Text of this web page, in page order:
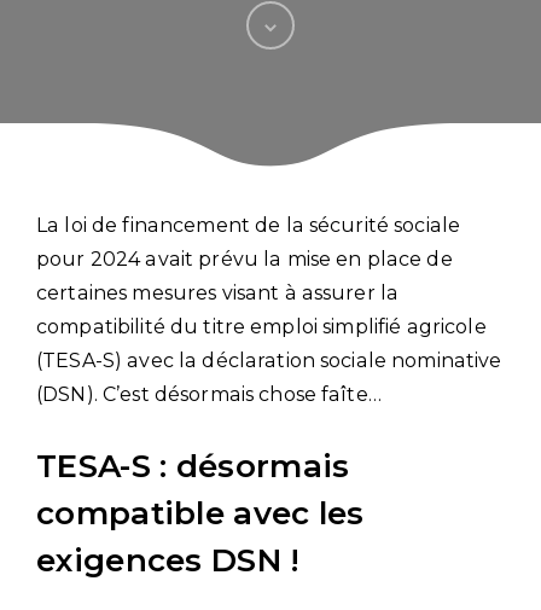
La loi de financement de la sécurité sociale
pour 2024 avait prévu la mise en place de
certaines mesures visant à assurer la
compatibilité du titre emploi simplifié agricole
(TESA-S) avec la déclaration sociale nominative
(DSN). C’est désormais chose faîte…
TESA-S : désormais
compatible avec les
exigences DSN !